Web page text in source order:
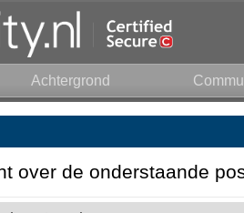
Achtergrond
over de onderstaande